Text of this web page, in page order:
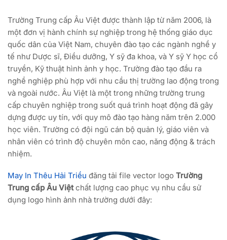
Trường Trung cấp Âu Việt được thành lập từ năm 2006, là
một đơn vị hành chính sự nghiệp trong hệ thống giáo dục
quốc dân của Việt Nam, chuyên đào tạo các ngành nghề y
tế như Dược sĩ, Điều dưỡng, Y sỹ đa khoa, và Y sỹ Y học cổ
truyền, Kỹ thuật hình ảnh y học. Trường đào tạo đầu ra
nghề nghiệp phù hợp với nhu cầu thị trường lao động trong
và ngoài nước. Âu Việt là một trong những trường trung
cấp chuyên nghiệp trong suốt quá trình hoạt động đã gây
dựng được uy tín, với quy mô đào tạo hàng năm trên 2.000
học viên. Trường có đội ngũ cán bộ quản lý, giáo viên và
nhân viên có trình độ chuyên môn cao, năng động & trách
nhiệm.
May In Thêu Hải Triều đăng tải file vector logo Trường
Trung cấp Âu Việtchất lượng cao phục vụ nhu cầu sử
dụng logo hình ảnh nhà trường dưới đây: